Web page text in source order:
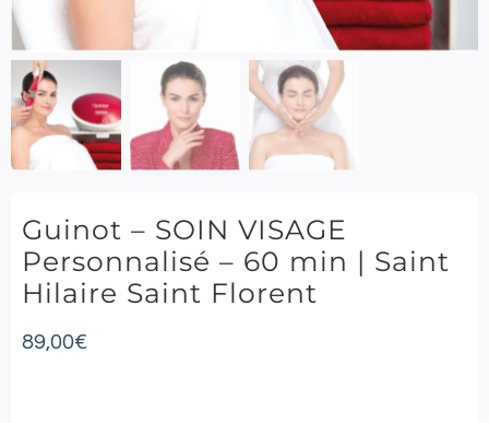
Guinot – SOIN VISAGE
Personnalisé – 60 min | Saint
Hilaire Saint Florent
89,00€